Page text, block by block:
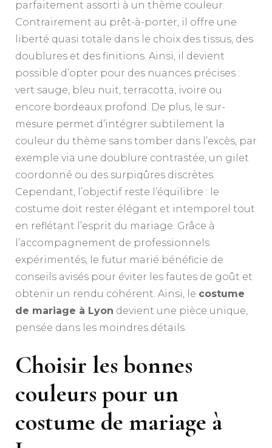
parfaitement assorti à un thème couleur.
Contrairement au prêt-à-porter, il offre une
liberté quasi totale dans le choix des tissus, des
doublures et des finitions. Ainsi, il devient
possible d’opter pour des nuances précises :
vert sauge, bleu nuit, terracotta, ivoire ou
encore bordeaux profond. De plus, le sur-
mesure permet d’intégrer subtilement la
couleur du thème sans tomber dans l’excès, par
exemple via une doublure contrastée, un gilet
coordonné ou des surpiqûres discrètes.
Cependant, l’objectif reste l’équilibre : le
costume doit rester élégant et intemporel tout
en reflétant l’esprit du mariage. Grâce à
l’accompagnement de professionnels
expérimentés, le futur marié bénéficie de
conseils avisés pour éviter les fautes de goût et
obtenir un rendu cohérent. Ainsi, le costume
de mariage à Lyon devient une pièce unique,
pensée dans les moindres détails.
Choisir les bonnes
couleurs pour un
costume de mariage à